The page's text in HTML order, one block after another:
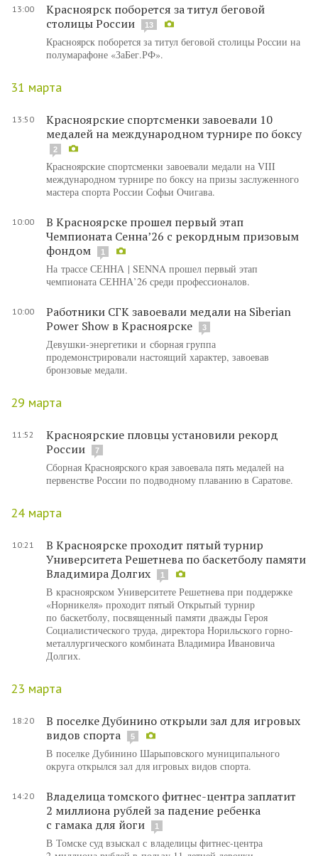
13:00
Красноярск поборется за титул беговой
столицы России
13
Красноярск поборется за титул беговой столицы России на
полумарафоне «ЗаБег.РФ».
31 марта
13:50
Красноярские спортсменки завоевали 10
медалей на международном турнире по боксу
2
Красноярские спортсменки завоевали медали на VIII
международном турнире по боксу на призы заслуженного
мастера спорта России Софьи Очигава.
10:00
В Красноярске прошел первый этап
Чемпионата Сенна’26 с рекордным призовым
фондом
1
На трассе СЕННА | SENNA прошел первый этап
чемпионата СЕННА’26 среди профессионалов.
10:00
Работники СГК завоевали медали на Siberian
Power Show в Красноярске
3
Девушки-энергетики и сборная группа
продемонстрировали настоящий характер, завоевав
бронзовые медали.
29 марта
11:52
Красноярские пловцы установили рекорд
России
7
Сборная Красноярского края завоевала пять медалей на
первенстве России по подводному плаванию в Саратове.
24 марта
10:21
В Красноярске проходит пятый турнир
Университета Решетнева по баскетболу памяти
Владимира Долгих
1
В красноярском Университете Решетнева при поддержке
«Норникеля» проходит пятый Открытый турнир
по баскетболу, посвященный памяти дважды Героя
Социалистического труда, директора Норильского горно-
металлургического комбината Владимира Ивановича
Долгих.
23 марта
18:20
В поселке Дубинино открыли зал для игровых
видов спорта
5
В поселке Дубинино Шарыповского муниципального
округа открылся зал для игровых видов спорта.
14:20
Владелица томского фитнес-центра заплатит
2 миллиона рублей за падение ребенка
с гамака для йоги
1
В Томске суд взыскал с владелицы фитнес-центра